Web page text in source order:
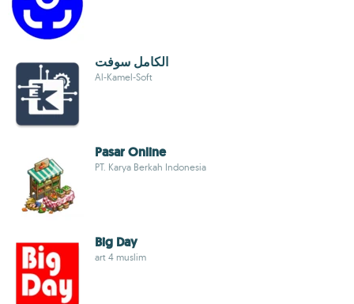
الكامل سوفت
Al-Kamel-Soft
Pasar Online
PT. Karya Berkah Indonesia
Big Day
art 4 muslim